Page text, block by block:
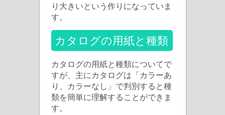
り大きいという作りになっていま
す。
カタログの用紙と種類
カタログの用紙と種類についてで
すが、主にカタログは「カラーあ
り、カラーなし」で判別すると種
類を簡単に理解することができま
す。